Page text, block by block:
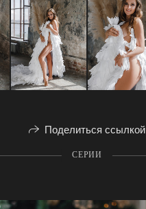
Поделиться ссылкой
СЕРИИ